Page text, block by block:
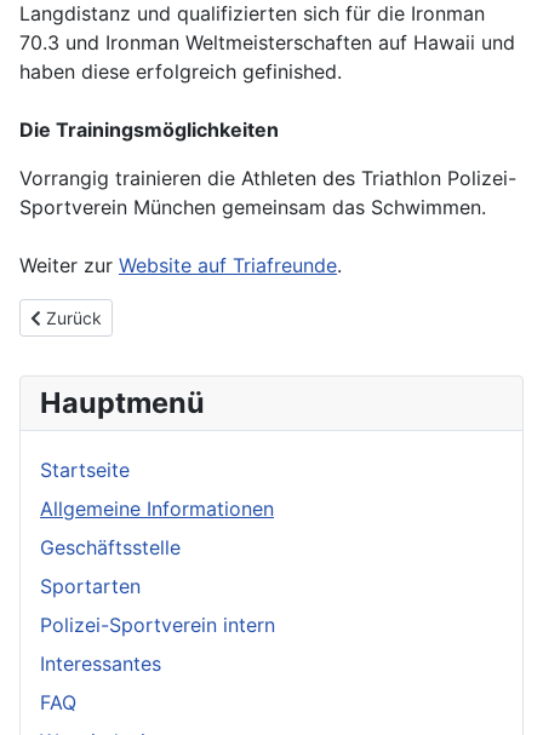
Langdistanz und qualifizierten sich für die Ironman
70.3 und Ironman Weltmeisterschaften auf Hawaii und
haben diese erfolgreich gefinished.
Die Trainingsmöglichkeiten
Vorrangig trainieren die Athleten des Triathlon Polizei-
Sportverein München gemeinsam das Schwimmen.
Weiter zur Website auf Triafreunde.
Previous article: Wir suchen Trainer!
Zurück
Hauptmenü
Startseite
Allgemeine Informationen
Geschäftsstelle
Sportarten
Polizei-Sportverein intern
Interessantes
FAQ